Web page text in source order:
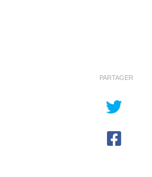
PARTAGER